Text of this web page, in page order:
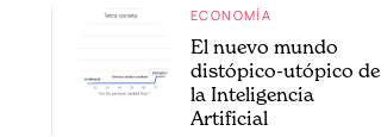
ECONOMÍA
El nuevo mundo
distópico-utópico de
la Inteligencia
Artificial